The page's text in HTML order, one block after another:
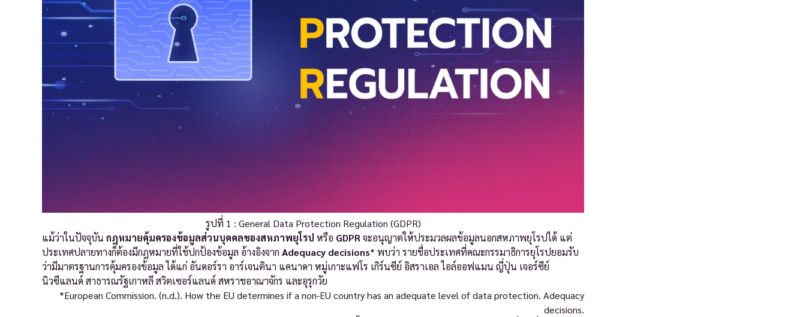
รูปที่ 1 : General Data Protection Regulation (GDPR)
แม้ว่าในปัจจุบัน กฎหมายคุ้มครองข้อมูลส่วนบุคคลของสหภาพยุโรป หรือ GDPR จะอนุญาตให้ประมวลผลข้อมูลนอกสหภาพยุโรปได้ แต่
ประเทศปลายทางก็ต้องมีกฎหมายที่ใช้ปกป้องข้อมูล อ้างอิงจาก Adequacy decisions* พบว่า รายชื่อประเทศที่คณะกรรมาธิการยุโรปยอมรับ
ว่ามีมาตรฐานการคุ้มครองข้อมูล ได้แก่ อันดอร์รา อาร์เจนตินา แคนาดา หมู่เกาะแฟโร เกิร์นซีย์ อิสราเอล ไอล์ออฟแมน ญี่ปุ่น เจอร์ซีย์
นิวซีแลนด์ สาธารณรัฐเกาหลี สวิตเซอร์แลนด์ สหราชอาณาจักร และอุรุกวัย
*European Commission. (n.d.). How the EU determines if a non-EU country has an adequate level of data protection. Adequacy
decisions.